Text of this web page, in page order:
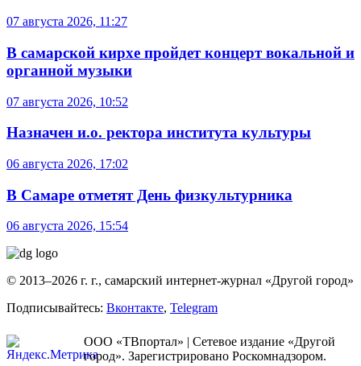
07 августа 2026, 11:27
В самарской кирхе пройдет концерт вокальной и
органной музыки
07 августа 2026, 10:52
Назначен и.о. ректора института культуры
06 августа 2026, 17:02
В Самаре отметят День физкультурника
06 августа 2026, 15:54
© 2013–2026 г. г., самарский интернет-журнал «Другой город»
Подписывайтесь: Вконтакте, Telegram
ООО «ТВпортал» | Сетевое издание «Другой
город». Зарегистрировано Роскомнадзором.